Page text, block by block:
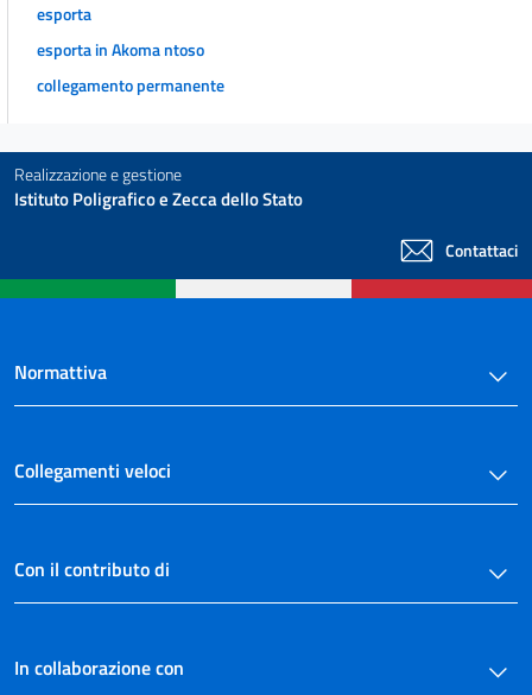
44
45
46
48
49
51
56
57
59
esporta
esporta in Akoma ntoso
collegamento permanente
Realizzazione e gestione
Istituto Poligrafico e Zecca dello Stato
Contattaci
Normattiva
Collegamenti veloci
Con il contributo di
In collaborazione con